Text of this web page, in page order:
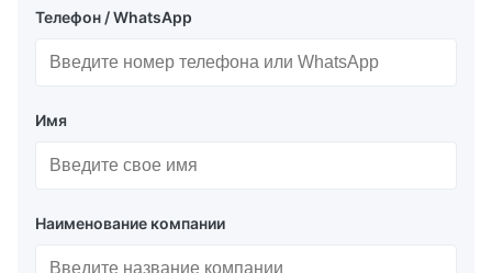
Телефон / WhatsApp
Имя
Наименование компании